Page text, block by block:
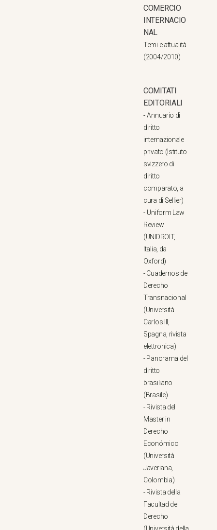
COMERCIO
INTERNACIO
NAL
Temi e attualità
(2004/2010)
COMITATI
EDITORIALI
- Annuario di
diritto
internazionale
privato (Istituto
svizzero di
diritto
comparato, a
cura di Sellier)
- Uniform Law
Review
(UNIDROIT,
Italia, da
Oxford)
-Cuadernos de
Derecho
Transnacional
(Università
Carlos III,
Spagna, rivista
elettronica)
-Panorama del
diritto
brasiliano
(Brasile)
-Rivista del
Master in
Derecho
Económico
(Università
Javeriana,
Colombia)
-Rivista della
Facultad de
Derecho